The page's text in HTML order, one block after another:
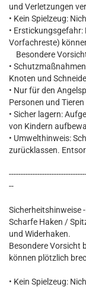
und Verletzungen
• Kein Spielzeug:
• Erstickungsgefahr:
Vorfachreste)
Besondere
•
Knoten und
• Nur für den
Personen und
• Sicher lagern:
von Kindern
• Umwelthinweis:
zurücklassen.
--
Sicherheitshinweise
Scharfe Haken /
und Widerhaken.
Besondere Vorsicht
können plötzlich
• Kein Spielzeug: